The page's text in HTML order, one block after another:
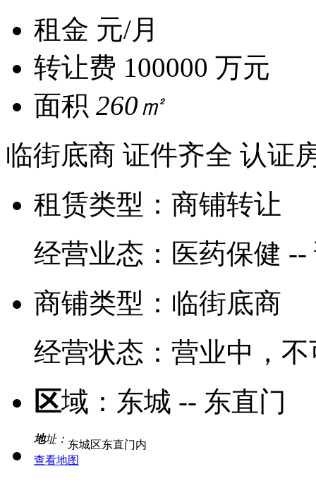
租金 元/月
转让费 100000 万元
面积 260㎡
临街底商 证件齐全 认证
租赁类型： 商铺转让
经营业态： 医药保健 --
商铺类型： 临街底商
经营状态： 营业中，
区域： 东城 -- 东直门
地址： 东城区东直门内
查看地图